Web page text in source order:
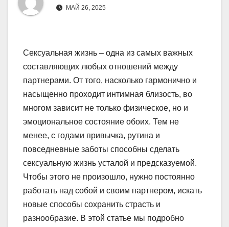
МАЙ 26, 2025
Сексуальная жизнь – одна из самых важных
составляющих любых отношений между
партнерами. От того, насколько гармонично и
насыщенно проходит интимная близость, во
многом зависит не только физическое, но и
эмоциональное состояние обоих. Тем не
менее, с годами привычка, рутина и
повседневные заботы способны сделать
сексуальную жизнь усталой и предсказуемой.
Чтобы этого не произошло, нужно постоянно
работать над собой и своим партнером, искать
новые способы сохранить страсть и
разнообразие. В этой статье мы подробно